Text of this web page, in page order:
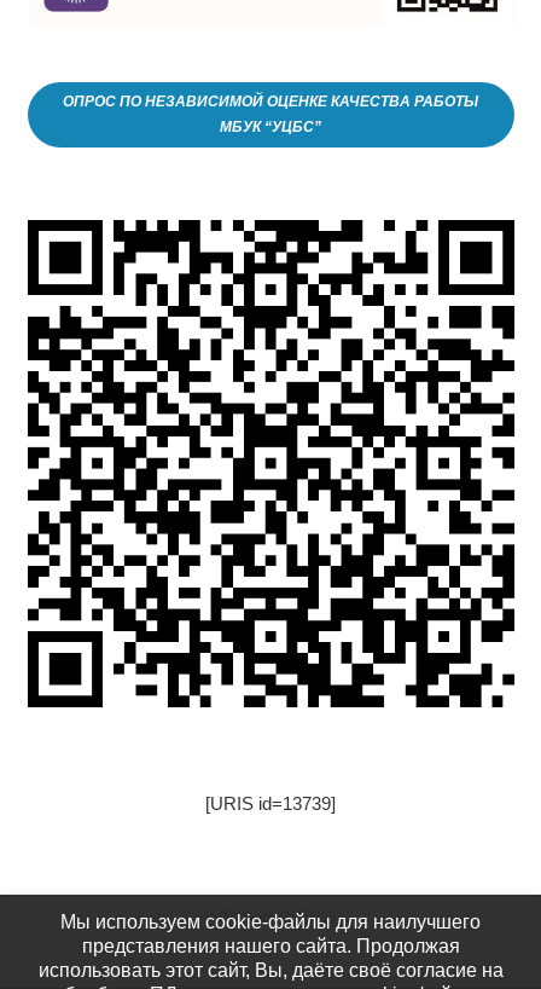
ОПРОС ПО НЕЗАВИСИМОЙ ОЦЕНКЕ КАЧЕСТВА РАБОТЫ
МБУК “УЦБС”
[URIS id=13739]
[URIS id=17522]
Мы используем cookie-файлы для наилучшего
представления нашего сайта. Продолжая
использовать этот сайт, Вы, даёте своё согласие на